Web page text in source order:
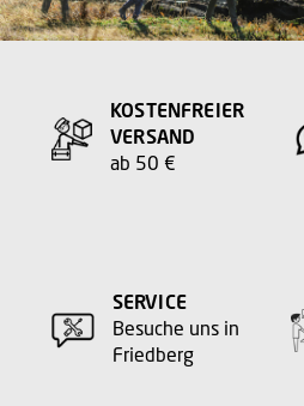
KOSTENFREIER
VERSAND
ab 50 €
SERVICE
Besuche uns in
Friedberg